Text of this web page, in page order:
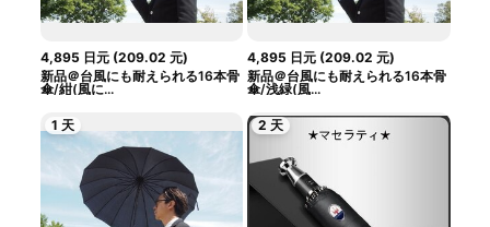
4,895 日元(209.02 元)
新品＠台風にも耐えられる16本骨
傘/紺(風に...
4,895 日元 (209.02 元)
新品＠台風にも耐えられる16本骨
傘/浅緑(風...
1 天 2 天